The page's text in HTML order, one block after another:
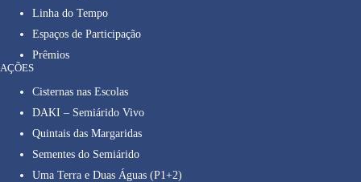
Linha do Tempo
Espaços de Participação
Prêmios
AÇÕES
Cisternas nas Escolas
DAKI – Semiárido Vivo
Quintais das Margaridas
Sementes do Semiárido
Uma Terra e Duas Águas (P1+2)